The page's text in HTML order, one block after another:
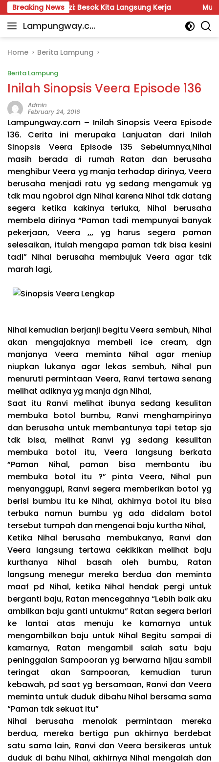
Skip
to
content
Breaking News
Fauzi: Besok Kita Langsung Kerja Munir: Jangan
Lampungway.co
Portal
Daerah
Terpercaya
dan
Terupdate
Home Berita Lampung
Berita Lampung
Inilah Sinopsis Veera Episode 136
Admin
February 24, 2016
Lampungway.com – Inilah Sinopsis Veera Episode
136. Cerita ini merupaka Lanjuatan dari Inilah
Sinopsis Veera Episode 135 Sebelumnya,Nihal
masih berada di rumah Ratan dan berusaha
menghibur Veera yg manja terhadap dirinya, Veera
berusaha menjadi ratu yg sedang mengamuk yg
tdk mau ngobrol dgn Nihal karena Nihal tdk datang
segera ketika kakinya terluka, Nihal berusaha
membela dirinya “Paman tadi mempunyai banyak
pekerjaan, Veera ,,, yg harus segera paman
selesaikan, itulah mengapa paman tdk bisa kesini
tadi” Nihal berusaha membujuk Veera agar tdk
marah lagi,
Nihal kemudian berjanji begitu Veera sembuh, Nihal
akan mengajaknya membeli ice cream, dgn
manjanya Veera meminta Nihal agar meniup
niupkan lukanya agar lekas sembuh, Nihal pun
menuruti permintaan Veera, Ranvi tertawa senang
melihat adiknya yg manja dgn Nihal,
Saat itu Ranvi melihat ibunya sedang kesulitan
membuka botol bumbu, Ranvi menghampirinya
dan berusaha untuk membantunya tapi tetap sja
tdk bisa, melihat Ranvi yg sedang kesulitan
membuka botol itu, Veera langsung berkata
“Paman Nihal, paman bisa membantu ibu
membuka botol itu ?” pinta Veera, Nihal pun
menyanggupi, Ranvi segera memberikan botol yg
berisi bumbu itu ke Nihal, akhirnya botol itu bisa
terbuka namun bumbu yg ada didalam botol
tersebut tumpah dan mengenai baju kurtha Nihal,
Ketika Nihal berusaha membukanya, Ranvi dan
Veera langsung tertawa cekikikan melihat baju
kurthanya Nihal basah oleh bumbu, Ratan
langsung menegur mereka berdua dan meminta
maaf pd Nihal, ketika Nihal hendak pergi untuk
berganti baju, Ratan mencegahnya “Lebih baik aku
ambilkan baju ganti untukmu” Ratan segera berlari
ke lantai atas menuju ke kamarnya untuk
mengambilkan baju untuk Nihal Begitu sampai di
kamarnya, Ratan mengambil salah satu baju
peninggalan Sampooran yg berwarna hijau sambil
teringat akan Sampooran, kemudian turun
kebawah, pd saat yg bersamaan, Ranvi dan Veera
meminta untuk duduk dibahu Nihal bersama sama
“Paman tdk sekuat itu”
Nihal berusaha menolak permintaan mereka
berdua, mereka bertiga pun akhirnya berdebat
satu sama lain, Ranvi dan Veera bersikeras untuk
duduk di bahu Nihal, akhirnya Nihal mengalah dan